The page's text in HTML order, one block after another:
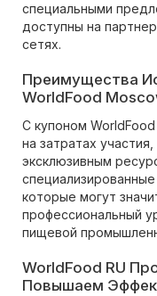
специальными
доступны на
сетях.
Преимущества
WorldFood
С купоном
на затратах
эксклюзивным
которые могут
профессиональный
пищевой
WorldFood RU
Повышаем